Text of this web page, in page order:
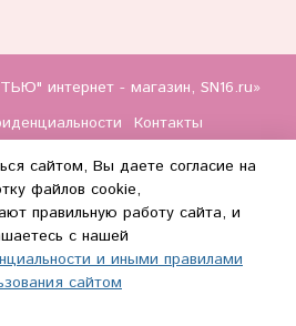
интернет - магазин, SN16.ru»
Контакты
Макс) +7 (917) 895-85-60
сайтом, Вы даете согласие на
файлов cookie,
правильную работу сайта, и
с нашей
и иными правилами
сайтом